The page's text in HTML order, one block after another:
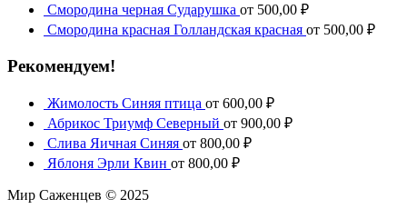
Смородина черная Сударушка от 500,00 ₽
Смородина красная Голландская красная от 500,00 ₽
Рекомендуем!
Жимолость Синяя птица от 600,00 ₽
Абрикос Триумф Северный от 900,00 ₽
Слива Яичная Синяя от 800,00 ₽
Яблоня Эрли Квин от 800,00 ₽
Мир Саженцев © 2025